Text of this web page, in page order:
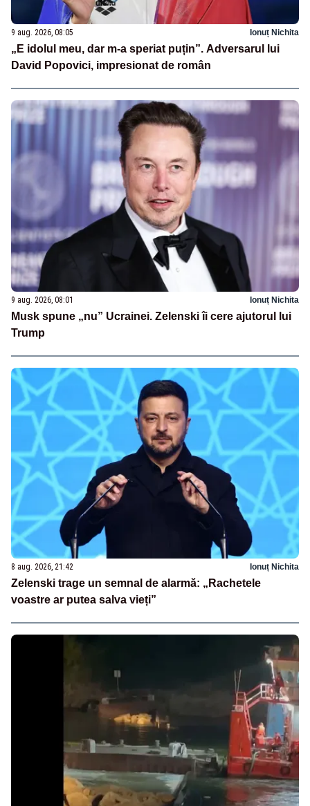
9 aug. 2026, 08:05 Ionuț Nichita
„E idolul meu, dar m-a speriat puțin”. Adversarul lui
David Popovici, impresionat de român
9 aug. 2026, 08:01 Ionuț Nichita
Musk spune „nu” Ucrainei. Zelenski îi cere ajutorul lui
Trump
8 aug. 2026, 21:42 Ionuț Nichita
Zelenski trage un semnal de alarmă: „Rachetele
voastre ar putea salva vieți”